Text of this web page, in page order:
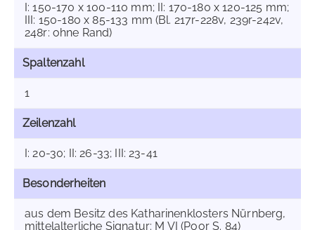
I: 150-170 x 100-110 mm; II: 170-180 x 120-125 mm;
III: 150-180 x 85-133 mm (Bl. 217r-228v, 239r-242v,
248r: ohne Rand)
Spaltenzahl
1
Zeilenzahl
I: 20-30; II: 26-33; III: 23-41
Besonderheiten
aus dem Besitz des Katharinenklosters Nürnberg,
mittelalterliche Signatur: M VI (Poor S. 84)